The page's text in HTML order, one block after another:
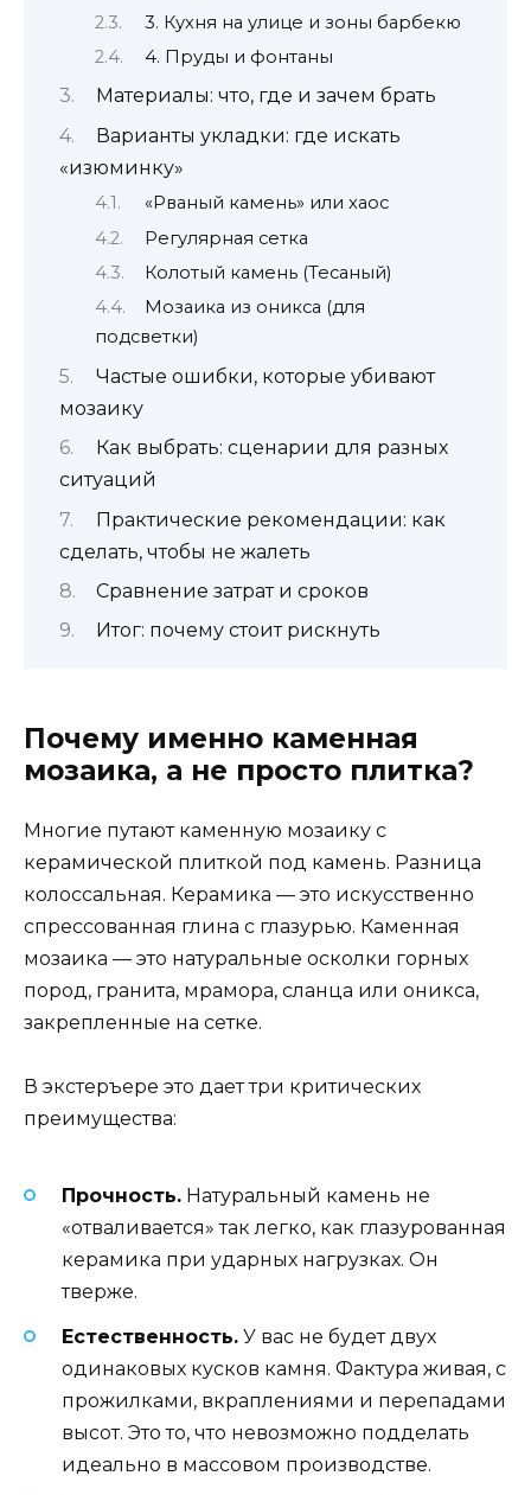
3. Кухня на улице и зоны барбекю
4. Пруды и фонтаны
Материалы: что, где и зачем брать
Варианты укладки: где искать
«изюминку»
«Рваный камень» или хаос
Регулярная сетка
Колотый камень (Тесаный)
Мозаика из оникса (для
подсветки)
Частые ошибки, которые убивают
мозаику
Как выбрать: сценарии для разных
ситуаций
Практические рекомендации: как
сделать, чтобы не жалеть
Сравнение затрат и сроков
Итог: почему стоит рискнуть
Почему именно каменная
мозаика, а не просто плитка?
Многие путают каменную мозаику с
керамической плиткой под камень. Разница
колоссальная. Керамика — это искусственно
спрессованная глина с глазурью. Каменная
мозаика — это натуральные осколки горных
пород, гранита, мрамора, сланца или оникса,
закрепленные на сетке.
В экстеръере это дает три критических
преимущества:
Прочность. Натуральный камень не
«отваливается» так легко, как глазурованная
керамика при ударных нагрузках. Он
тверже.
Естественность. У вас не будет двух
одинаковых кусков камня. Фактура живая, с
прожилками, вкраплениями и перепадами
высот. Это то, что невозможно подделать
идеально в массовом производстве.